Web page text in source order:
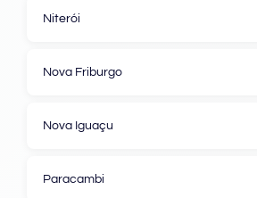
Niterói
Nova Friburgo
Nova Iguaçu
Paracambi